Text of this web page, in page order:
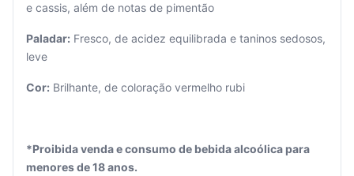
e cassis, além de notas de pimentão
Paladar: Fresco, de acidez equilibrada e taninos sedosos,
leve
Cor: Brilhante, de coloração vermelho rubi
*Proibida venda e consumo de bebida alcoólica para
menores de 18 anos.